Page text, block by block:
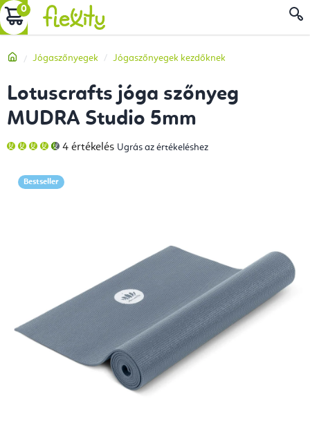
Ugrás
a
tartalomhoz
KOSÁR
Kezdőlap
Jógaszőnyegek Jógaszőnyegek kezdőknek
Lotuscrafts jóga szőnyeg
MUDRA Studio 5mm
A
termék
5-
ből
4 értékelés Ugrás az értékeléshez
Bestseller